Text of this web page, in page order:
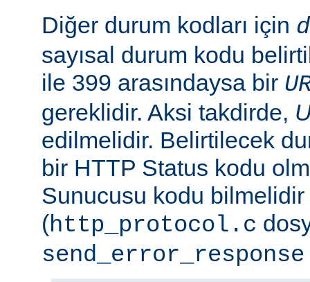
Diğer durum kodları için
sayısal durum kodu
ile 399 arasındaysa bir
gereklidir. Aksi takdirde,
edilmelidir. Belirtilecek
bir HTTP Status kodu
Sunucusu kodu bilmelidir
(http_protocol.c
send_error_response